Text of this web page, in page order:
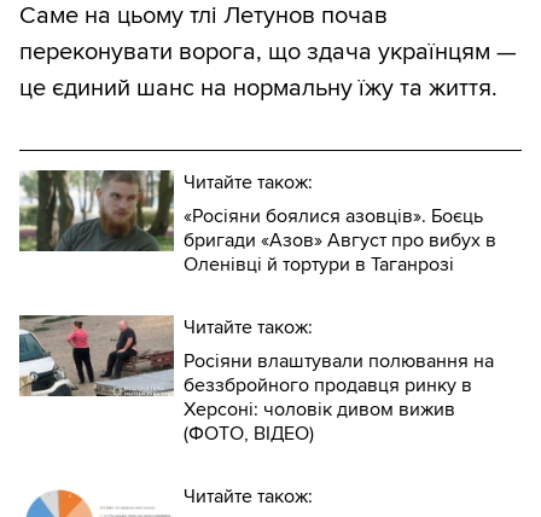
Саме на цьому тлі Летунов почав
переконувати ворога, що здача українцям —
це єдиний шанс на нормальну їжу та життя.
Читайте також:
«Росіяни боялися азовців». Боєць
бригади «Азов» Август про вибух в
Оленівці й тортури в Таганрозі
Читайте також:
Росіяни влаштували полювання на
беззбройного продавця ринку в
Херсоні: чоловік дивом вижив
(ФОТО, ВІДЕО)
Читайте також: